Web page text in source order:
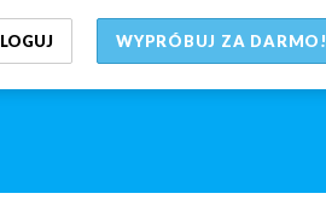
WYPRÓBUJ ZA DARMO!